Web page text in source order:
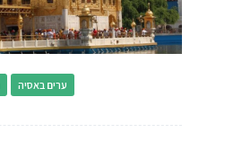
ערים באסיה